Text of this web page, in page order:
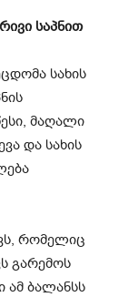
საპნით
სახის
მაღალი
და სახის
რომელიც
გარემოს
ამ ბალანსს